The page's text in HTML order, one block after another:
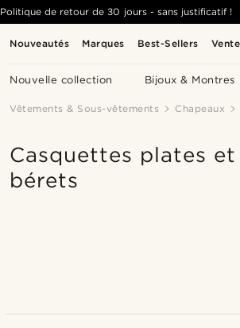
Nouveautés Marques Best-Sellers
Nouvelle collection Bijoux & Montres
Politique de retour de 30 jours - sans justificatif !
Vêtements & Sous-vêtements Chapeaux
Casquettes plates et
bérets